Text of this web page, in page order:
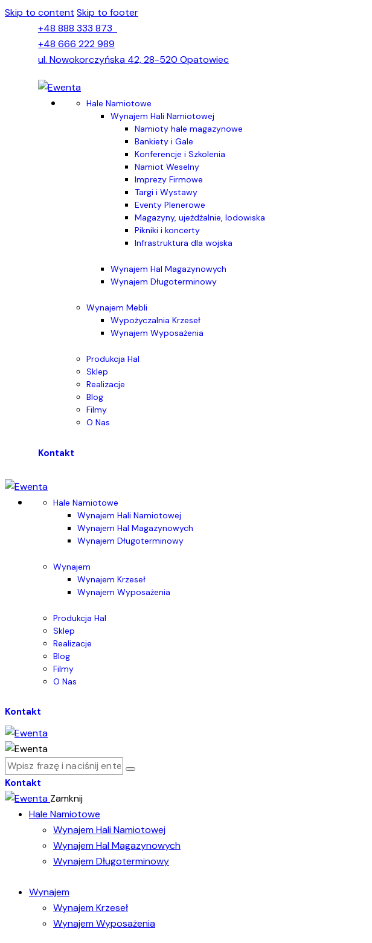
Skip to content Skip to footer
+48 888 333 873
+48 666 222 989
ul. Nowokorczyńska 42, 28-520 Opatowiec
Hale Namiotowe
Wynajem Hali Namiotowej
Namioty hale magazynowe
Bankiety i Gale
Konferencje i Szkolenia
Namiot Weselny
Imprezy Firmowe
Targi i Wystawy
Eventy Plenerowe
Magazyny, ujeżdżalnie, lodowiska
Pikniki i koncerty
Infrastruktura dla wojska
Wynajem Hal Magazynowych
Wynajem Długoterminowy
Wynajem Mebli
Wypożyczalnia Krzeseł
Wynajem Wyposażenia
Produkcja Hal
Sklep
Realizacje
Blog
Filmy
O Nas
Kontakt
Hale Namiotowe
Wynajem Hali Namiotowej
Wynajem Hal Magazynowych
Wynajem Długoterminowy
Wynajem
Wynajem Krzeseł
Wynajem Wyposażenia
Produkcja Hal
Sklep
Realizacje
Blog
Filmy
O Nas
Kontakt
Kontakt
Zamknij
Hale Namiotowe
Wynajem Hali Namiotowej
Wynajem Hal Magazynowych
Wynajem Długoterminowy
Wynajem
Wynajem Krzeseł
Wynajem Wyposażenia